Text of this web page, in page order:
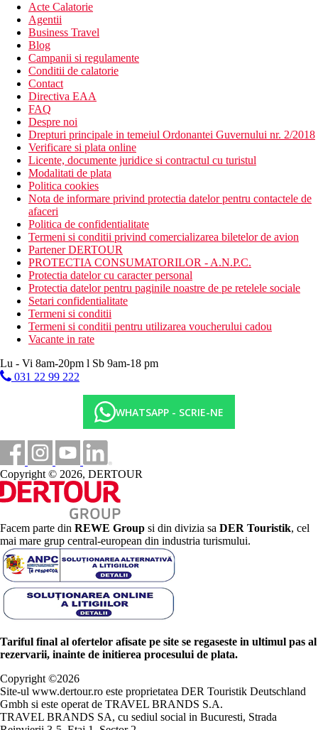
Acte Calatorie
Agentii
Business Travel
Blog
Campanii si regulamente
Conditii de calatorie
Contact
Directiva EAA
FAQ
Despre noi
Drepturi principale in temeiul Ordonantei Guvernului nr. 2/2018
Verificare si plata online
Licente, documente juridice si contractul cu turistul
Modalitati de plata
Politica cookies
Nota de informare privind protectia datelor pentru contactele de
afaceri
Politica de confidentialitate
Termeni si conditii privind comercializarea biletelor de avion
Partener DERTOUR
PROTECTIA CONSUMATORILOR - A.N.P.C.
Protectia datelor cu caracter personal
Protectia datelor pentru paginile noastre de pe retelele sociale
Setari confidentialitate
Termeni si conditii
Termeni si conditii pentru utilizarea voucherului cadou
Vacante in rate
Lu - Vi 8am-20pm l Sb 9am-18 pm
031 22 99 222
WHATSAPP - SCRIE-NE
Copyright © 2026, DERTOUR
Facem parte din REWE Group si din divizia sa DER Touristik, cel
mai mare grup central-european din industria turismului.
Tariful final al ofertelor afisate pe site se regaseste in ultimul pas al
rezervarii, inainte de initierea procesului de plata.
Copyright ©2026
Site-ul www.dertour.ro este proprietatea DER Touristik Deutschland
Gmbh si este operat de TRAVEL BRANDS S.A.
TRAVEL BRANDS SA, cu sediul social in Bucuresti, Strada